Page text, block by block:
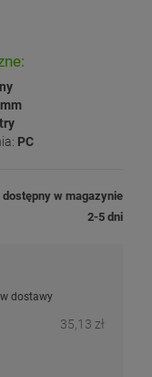
PC
dostępny w magazynie
2-5 dni
dostawy
35,13 zł